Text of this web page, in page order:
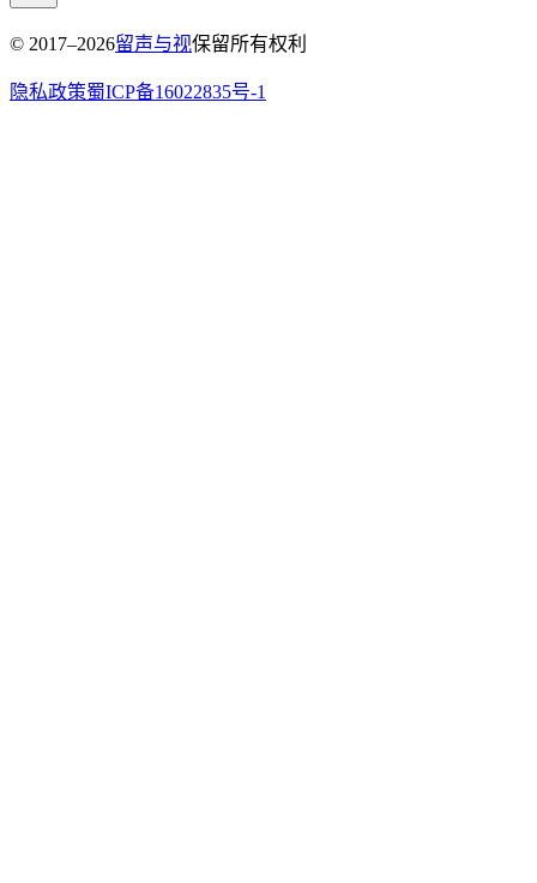
© 2017–2026留声与视保留所有权利
隐私政策蜀ICP备16022835号-1